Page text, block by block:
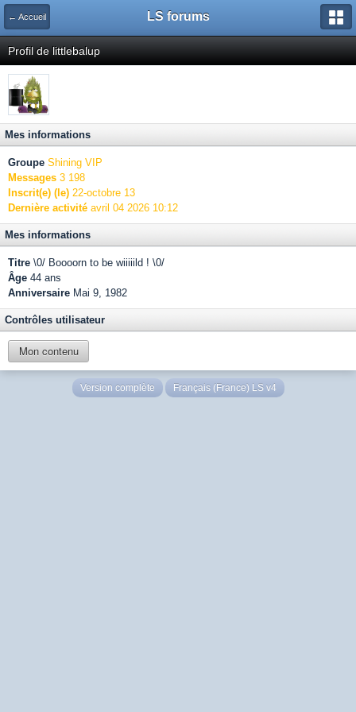
← Accueil LS forums
Profil de littlebalup
Mes informations
Groupe Shining VIP
Messages 3 198
Inscrit(e) (le) 22-octobre 13
Dernière activité avril 04 2026 10:12
Mes informations
Titre \0/ Boooorn to be wiiiiild ! \0/
Âge 44 ans
Anniversaire Mai 9, 1982
Contrôles utilisateur
Mon contenu
Version complète Français (France) LS v4